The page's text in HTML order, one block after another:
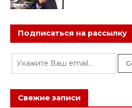
Подписаться на рассылку
Свежие записи